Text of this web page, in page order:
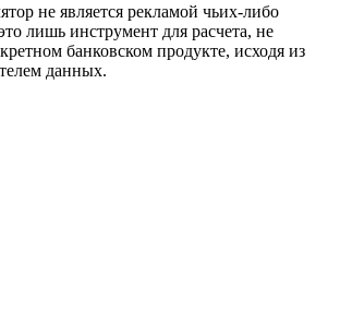
не является рекламой чьих-либо
лишь инструмент для расчета, не
банковском продукте, исходя из
данных.